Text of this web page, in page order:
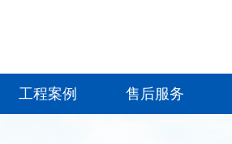
工程案例 售后服务